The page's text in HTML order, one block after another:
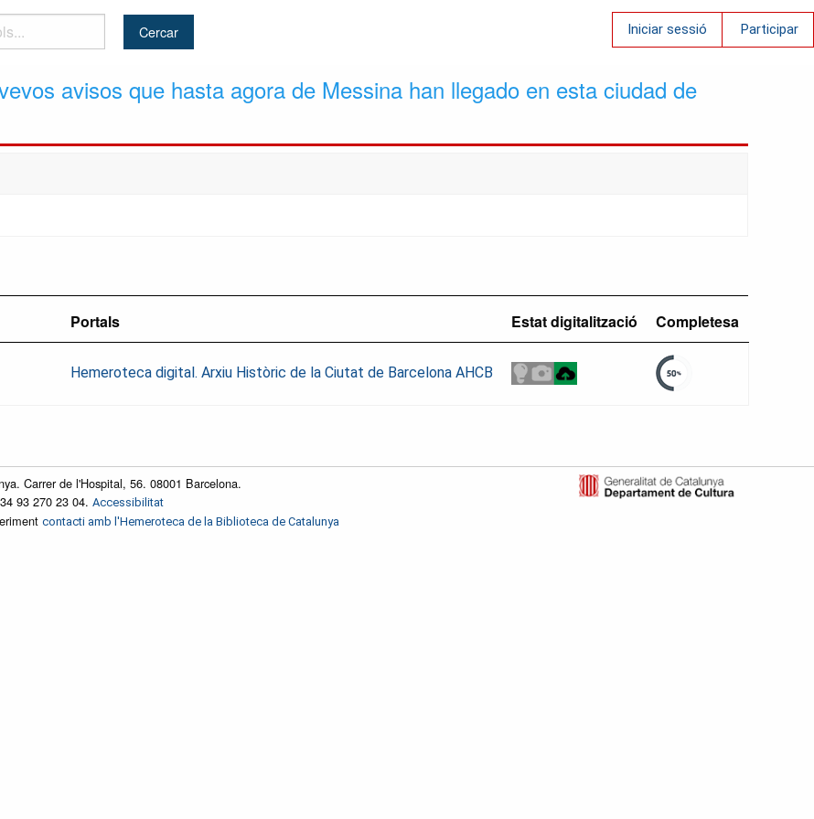
Iniciar sessió Participar
avisos que hasta agora de Messina han llegado en esta ciudad de
Portals Estat digitalització Completesa
Hemeroteca digital. Arxiu Històric de la Ciutat de Barcelona AHCB
Carrer de l'Hospital, 56. 08001 Barcelona.
93 270 23 04. Accessibilitat
contacti amb l'Hemeroteca de la Biblioteca de Catalunya